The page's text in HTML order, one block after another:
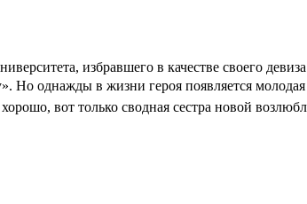
избравшего в качестве своего
Но однажды в жизни героя появляется
вот только сводная сестра новой